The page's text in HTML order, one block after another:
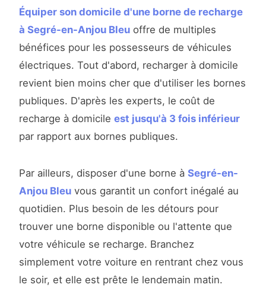
Équiper son domicile d'une borne de recharge
à Segré-en-Anjou Bleu offre de multiples
bénéfices pour les possesseurs de véhicules
électriques. Tout d'abord, recharger à domicile
revient bien moins cher que d'utiliser les bornes
publiques. D'après les experts, le coût de
recharge à domicile est jusqu'à 3 fois inférieur
par rapport aux bornes publiques.
Par ailleurs, disposer d'une borne à Segré-en-
Anjou Bleu vous garantit un confort inégalé au
quotidien. Plus besoin de les détours pour
trouver une borne disponible ou l'attente que
votre véhicule se recharge. Branchez
simplement votre voiture en rentrant chez vous
le soir, et elle est prête le lendemain matin.